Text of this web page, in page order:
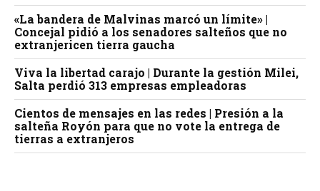
«La bandera de Malvinas marcó un límite» |
Concejal pidió a los senadores salteños que no
extranjericen tierra gaucha
Viva la libertad carajo | Durante la gestión Milei,
Salta perdió 313 empresas empleadoras
Cientos de mensajes en las redes | Presión a la
salteña Royón para que no vote la entrega de
tierras a extranjeros